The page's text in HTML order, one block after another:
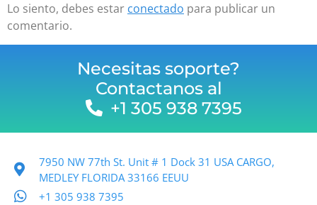
Lo siento, debes estar conectado para publicar un
comentario.
Necesitas soporte?
Contactanos al
+1 305 938 7395
7950 NW 77th St. Unit # 1 Dock 31 USA CARGO,
MEDLEY FLORIDA 33166 EEUU
+1 305 938 7395